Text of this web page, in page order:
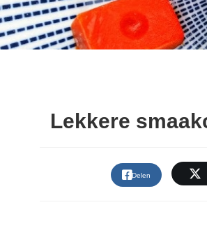
Lekkere
Delen